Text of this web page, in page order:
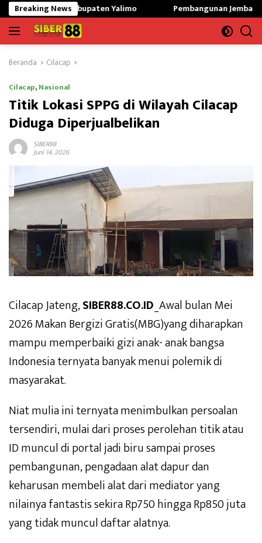
Langsung
ke
konten
Breaking News
Yalimo Pembangunan Jembatan Modular di
Beranda Cilacap
Cilacap,Nasional
Titik Lokasi SPPG di Wilayah Cilacap
Diduga Diperjualbelikan
SIBER88
Juni 14, 2026
Cilacap Jateng,SIBER88.CO.ID _Awal bulan Mei
2026 Makan Bergizi Gratis(MBG)yang diharapkan
mampu memperbaiki gizi anak- anak bangsa
Indonesia ternyata banyak menui polemik di
masyarakat.
Niat mulia ini ternyata menimbulkan persoalan
tersendiri, mulai dari proses perolehan titik atau
ID muncul di portal jadi biru sampai proses
pembangunan, pengadaan alat dapur dan
keharusan membeli alat dari mediator yang
nilainya fantastis sekira Rp750 hingga Rp850 juta
yang tidak muncul daftar alatnya.